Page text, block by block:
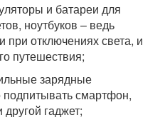
и батареи для
ноутбуков – ведь
при отключениях света, и
путешествия;
зарядные
подпитывать смартфон,
гаджет;